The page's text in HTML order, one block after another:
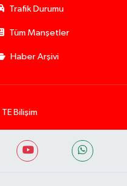
Trafik Durumu
Tüm Manşetler
Haber Arşivi
TE Bilişim